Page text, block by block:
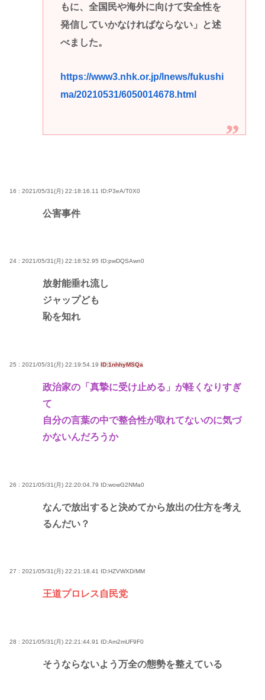
もに、全国民や海外に向けて安全性を
発信していかなければならない」と述
べました。
https://www3.nhk.or.jp/lnews/fukushi
ma/20210531/6050014678.html
16 : 2021/05/31(月) 22:18:16.11 ID:P3eA/T0X0
公害事件
24 : 2021/05/31(月) 22:18:52.95 ID:pwDQSAwn0
放射能垂れ流し
ジャップども
恥を知れ
25 : 2021/05/31(月) 22:19:54.19 ID:1nhhyMSQa
政治家の「真摯に受け止める」が軽くなりすぎ
て
自分の言葉の中で整合性が取れてないのに気づ
かないんだろうか
26 : 2021/05/31(月) 22:20:04.79 ID:wowG2NMa0
なんで放出すると決めてから放出の仕方を考え
るんだい？
27 : 2021/05/31(月) 22:21:18.41 ID:HZVWXD/MM
王道プロレス自民党
28 : 2021/05/31(月) 22:21:44.91 ID:Am2mUF9F0
そうならないよう万全の態勢を整えている